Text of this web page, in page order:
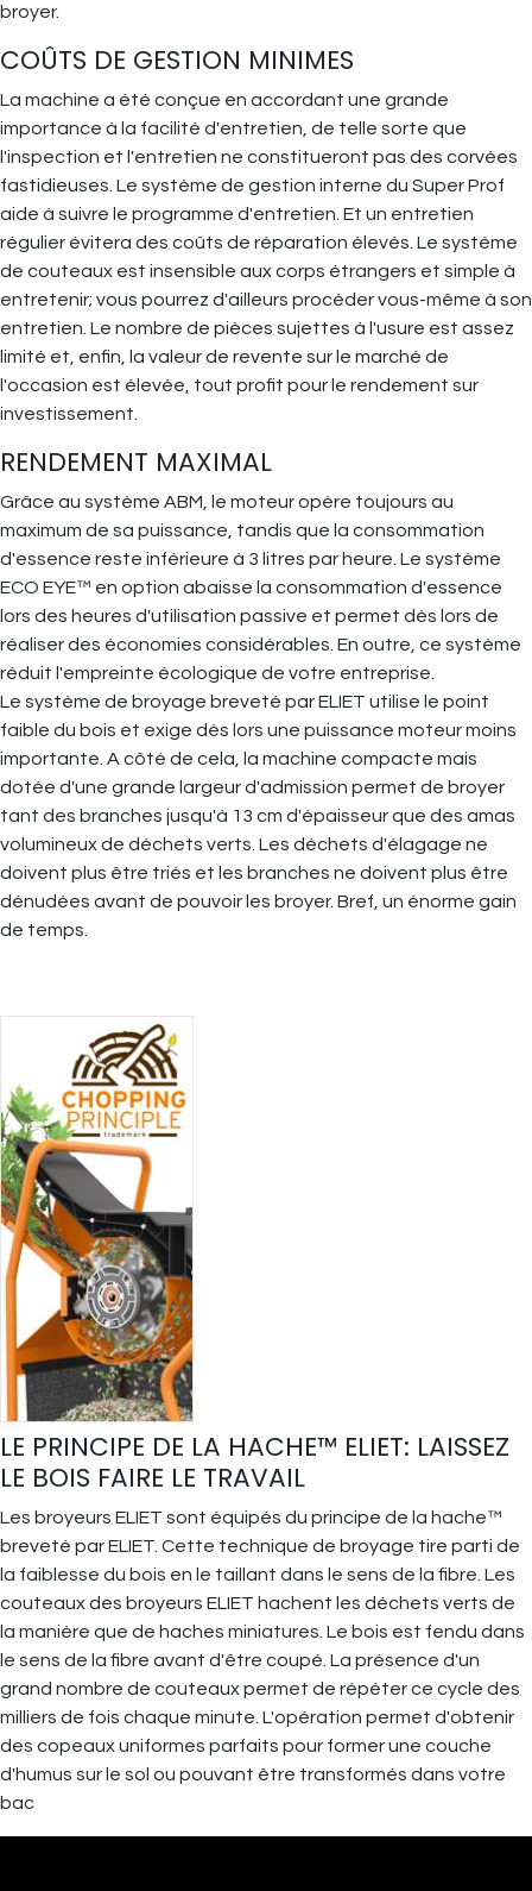
broyer.
COÛTS DE GESTION MINIMES
La machine a été conçue en accordant une grande
importance à la facilité d'entretien, de telle sorte que
l'inspection et l'entretien ne constitueront pas des corvées
fastidieuses. Le système de gestion interne du Super Prof
aide à suivre le programme d'entretien. Et un entretien
régulier évitera des coûts de réparation élevés. Le système
de couteaux est insensible aux corps étrangers et simple à
entretenir; vous pourrez d'ailleurs procéder vous-même à son
entretien. Le nombre de pièces sujettes à l'usure est assez
limité et, enfin, la valeur de revente sur le marché de
l'occasion est élevée, tout profit pour le rendement sur
investissement.
RENDEMENT MAXIMAL
Grâce au système ABM, le moteur opère toujours au
maximum de sa puissance, tandis que la consommation
d'essence reste inférieure à 3 litres par heure. Le système
ECO EYE™ en option abaisse la consommation d'essence
lors des heures d'utilisation passive et permet dès lors de
réaliser des économies considérables. En outre, ce système
réduit l'empreinte écologique de votre entreprise.
Le système de broyage breveté par ELIET utilise le point
faible du bois et exige dès lors une puissance moteur moins
importante. A côté de cela, la machine compacte mais
dotée d'une grande largeur d'admission permet de broyer
tant des branches jusqu'à 13 cm d'épaisseur que des amas
volumineux de déchets verts. Les déchets d'élagage ne
doivent plus être triés et les branches ne doivent plus être
dénudées avant de pouvoir les broyer. Bref, un énorme gain
de temps.
LE PRINCIPE DE LA HACHE™ ELIET: LAISSEZ
LE BOIS FAIRE LE TRAVAIL
Les broyeurs ELIET sont équipés du principe de la hache™
breveté par ELIET. Cette technique de broyage tire parti de
la faiblesse du bois en le taillant dans le sens de la fibre. Les
couteaux des broyeurs ELIET hachent les déchets verts de
la manière que de haches miniatures. Le bois est fendu dans
le sens de la fibre avant d'être coupé. La présence d'un
grand nombre de couteaux permet de répéter ce cycle des
milliers de fois chaque minute. L'opération permet d'obtenir
des copeaux uniformes parfaits pour former une couche
d'humus sur le sol ou pouvant être transformés dans votre
bac